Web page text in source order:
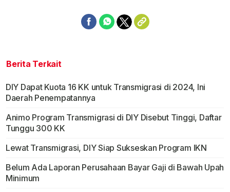
Berita Terkait
DIY Dapat Kuota 16 KK untuk Transmigrasi di 2024, Ini
Daerah Penempatannya
Animo Program Transmigrasi di DIY Disebut Tinggi, Daftar
Tunggu 300 KK
Lewat Transmigrasi, DIY Siap Sukseskan Program IKN
Belum Ada Laporan Perusahaan Bayar Gaji di Bawah Upah
Minimum